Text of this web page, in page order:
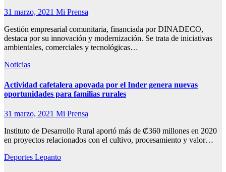
31 marzo, 2021 Mi Prensa
Gestión empresarial comunitaria, financiada por DINADECO,
destaca por su innovación y modernización. Se trata de iniciativas
ambientales, comerciales y tecnológicas…
Noticias
Actividad cafetalera apoyada por el Inder genera nuevas
oportunidades para familias rurales
31 marzo, 2021 Mi Prensa
Instituto de Desarrollo Rural aportó más de ₡360 millones en 2020
en proyectos relacionados con el cultivo, procesamiento y valor…
Deportes Lepanto